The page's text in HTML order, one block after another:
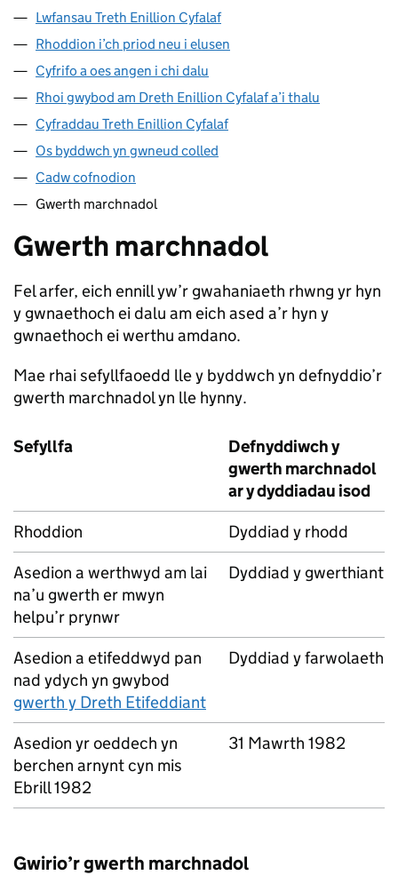
Lwfansau Treth Enillion Cyfalaf
Rhoddion i’ch priod neu i elusen
Cyfrifo a oes angen i chi dalu
Rhoi gwybod am Dreth Enillion Cyfalaf a’i thalu
Cyfraddau Treth Enillion Cyfalaf
Os byddwch yn gwneud colled
Cadw cofnodion
Gwerth marchnadol
Gwerth marchnadol
Fel arfer, eich ennill yw’r gwahaniaeth rhwng yr hyn
y gwnaethoch ei dalu am eich ased a’r hyn y
gwnaethoch ei werthu amdano.
Mae rhai sefyllfaoedd lle y byddwch yn defnyddio’r
gwerth marchnadol yn lle hynny.
Sefyllfa
Defnyddiwch y
gwerth marchnadol
ar y dyddiadau isod
Rhoddion
Dyddiad y rhodd
Asedion a werthwyd am lai
na’u gwerth er mwyn
helpu’r prynwr
Dyddiad y gwerthiant
Asedion a etifeddwyd pan
nad ydych yn gwybod
gwerth y Dreth Etifeddiant
Dyddiad y farwolaeth
Asedion yr oeddech yn
berchen arnynt cyn mis
Ebrill 1982
31 Mawrth 1982
Gwirio’r gwerth marchnadol